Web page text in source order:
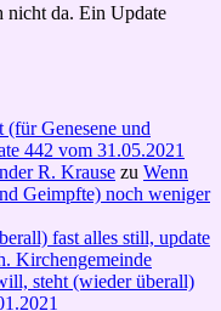
nicht da. Ein Update
Genesene und
442 vom 31.05.2021
R. Krause zu Wenn
Geimpfte) noch weniger
fast alles still, update
Kirchengemeinde
steht (wieder überall)